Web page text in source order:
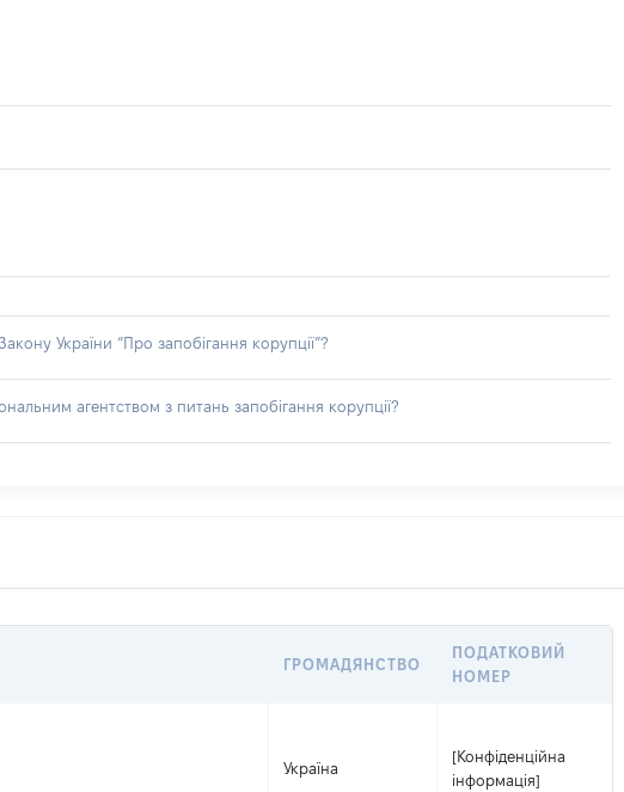
України “Про запобігання корупції”?
агентством з питань запобігання корупції?
ГРОМАДЯНСТВО
ПОДАТКОВИЙ
НОМЕР
Україна
[Конфіденційна
інформація]